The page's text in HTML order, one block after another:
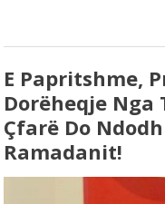
E Papritshme,
Dorëheqje Nga
Çfarë Do
Ramadanit!